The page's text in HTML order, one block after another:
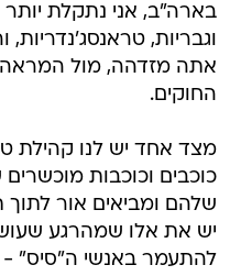
בארה"ב, אני נתקלת יותר
וגבריות, טראנסג'נדריות,
אתה מזדהה, מול
החוקים.
מצד אחד יש לנו קהילת
כוכבים וכוכבות מוכשרים
שלהם ומביאים אור
יש את אלו שמהרגע
להתעמר באנשי ה"סיס" -